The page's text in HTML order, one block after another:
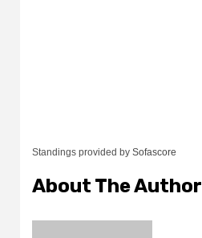
Standings provided by Sofascore
About The Author